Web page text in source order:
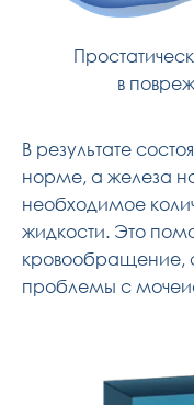
в
В результате
норме, а железа
необходимое
жидкости. Это
кровообращение,
проблемы с